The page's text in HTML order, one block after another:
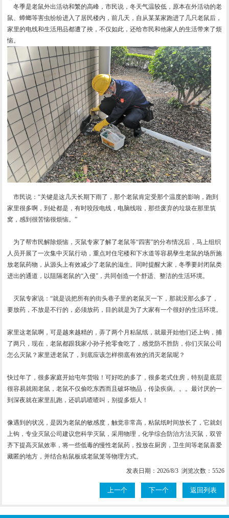
冬季是老鼠外出活动和繁的高峰，市民说，冬天气温较低，原本在外活动的老
鼠、蟑螂等害虫纷纷进入了居民楼内，前几天，自从某某家跑进了几只老鼠后，
家里的电线和生活用品都遭了殃，不仅如此，还给市民和他家人的生活带来了烦
恼。
市民说：“关键是这几天长期下雨了，那个老鼠肯定受那个温度的影响，跑到
家里很多啊，到处都是，有时咬段电线，电脑线啦，那些废弃的垃圾在那里筑
窝，感到很苦恼很烦恼。”
为了帮市民解除烦恼，灭鼠专家了解了老鼠等“四害”的分布情况后，马上组织
人员开展了一次集中灭鼠行动，重点对住宅楼和下水道等容易孳生老鼠的场所施
放老鼠药物，从源头上有效减少了老鼠的滋生。同时提醒大家，冬季要封闭鼠类
进出的通道，以阻隔老鼠的“入侵”，共同创造一个舒适、整洁的生活环境。
灭鼠专家说：“就是说把所有的街头巷子里的老鼠灭一下，那就没那么多了，
要放药，不放是不行的，必须放药，目的就是为了大家有一个很好的生活环境。
家里这老鼠啊，可是越来越精的，弄了两个月粘鼠纸，就最开始他们还上钩，捕
了两只，现在，老鼠都跟我家小孙子抢零食吃了，感觉防不胜防，你们灭鼠公司
怎么灭鼠？家里进老鼠了，到底应该怎样彻底有效的消灭老鼠呢？
快过年了，很多家庭开始屯年货啦！可好吃的多了，很多老式住房，特别是底层
很容易就闹老鼠，老鼠不仅偷吃东西而且破坏物品，传染疾病。。。最讨厌的一
到深夜就在家里乱跑，还叽叽喳喳叫，别提多烦人！
像遇到的状况，是因为老鼠的敏感度，触觉非常高，粘鼠纸时间放长了，它就刽
上钩，专业灭鼠公司建议您科学灭鼠，采用物理，化学综合防治方法灭鼠，双管
齐下提高灭鼠效率，将一些低毒的慢性老鼠药，投放在厨房，卫生间等老鼠喜爱
藏匿的地方，并结合粘鼠板或老鼠笼等物理方式。
发表日期：2026/8/3 浏览次数：5526
上一个 下一个 返回列表